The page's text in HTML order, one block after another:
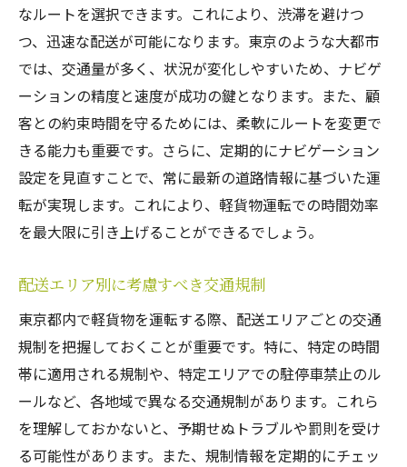
なルートを選択できます。これにより、渋滞を避けつ
つ、迅速な配送が可能になります。東京のような大都市
では、交通量が多く、状況が変化しやすいため、ナビゲ
ーションの精度と速度が成功の鍵となります。また、顧
客との約束時間を守るためには、柔軟にルートを変更で
きる能力も重要です。さらに、定期的にナビゲーション
設定を見直すことで、常に最新の道路情報に基づいた運
転が実現します。これにより、軽貨物運転での時間効率
を最大限に引き上げることができるでしょう。
配送エリア別に考慮すべき交通規制
東京都内で軽貨物を運転する際、配送エリアごとの交通
規制を把握しておくことが重要です。特に、特定の時間
帯に適用される規制や、特定エリアでの駐停車禁止のル
ールなど、各地域で異なる交通規制があります。これら
を理解しておかないと、予期せぬトラブルや罰則を受け
る可能性があります。また、規制情報を定期的にチェッ